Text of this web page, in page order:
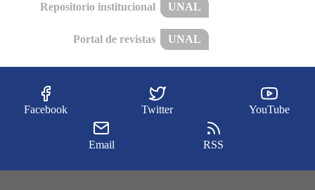
Repositorio institucional UNAL
Portal de revistas UNAL
Facebook Twitter YouTube
Email RSS